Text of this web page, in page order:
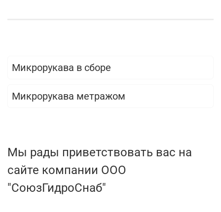
Микрорукава в сборе
Микрорукава метражом
Мы рады приветствовать вас на
сайте компании ООО
"СоюзГидроСнаб"